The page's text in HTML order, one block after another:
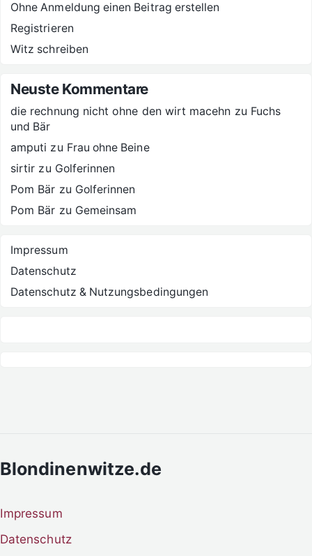
Ohne Anmeldung einen Beitrag erstellen
Registrieren
Witz schreiben
Neuste Kommentare
die rechnung nicht ohne den wirt macehn zu Fuchs
und Bär
amputi zu Frau ohne Beine
sirtir zu Golferinnen
Pom Bär zu Golferinnen
Pom Bär zu Gemeinsam
Impressum
Datenschutz
Datenschutz & Nutzungsbedingungen
Blondinenwitze.de
Impressum
Datenschutz